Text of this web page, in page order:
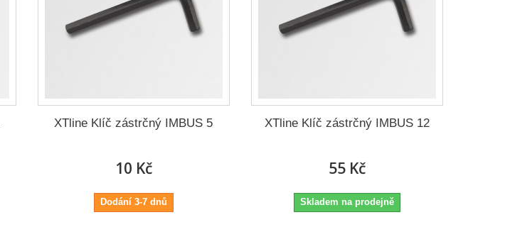
XTline Klíč zástrčný IMBUS 5
10 Kč
Dodání 3-7 dnů
XTline Klíč zástrčný IMBUS 12
55 Kč
Skladem na prodejně